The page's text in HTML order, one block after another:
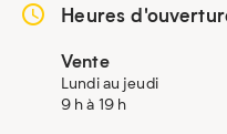
Heures
Vente
Lundi au jeudi
9 h à 19 h